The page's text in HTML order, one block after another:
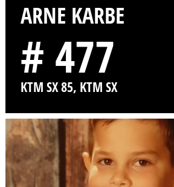
ARNE KARBE
# 477
KTM SX 85, KTM SX